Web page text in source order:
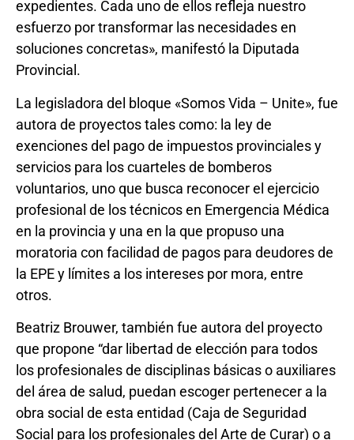
expedientes. Cada uno de ellos refleja nuestro
esfuerzo por transformar las necesidades en
soluciones concretas», manifestó la Diputada
Provincial.
La legisladora del bloque «Somos Vida – Unite», fue
autora de proyectos tales como: la ley de
exenciones del pago de impuestos provinciales y
servicios para los cuarteles de bomberos
voluntarios, uno que busca reconocer el ejercicio
profesional de los técnicos en Emergencia Médica
en la provincia y una en la que propuso una
moratoria con facilidad de pagos para deudores de
la EPE y límites a los intereses por mora, entre
otros.
Beatriz Brouwer, también fue autora del proyecto
que propone “dar libertad de elección para todos
los profesionales de disciplinas básicas o auxiliares
del área de salud, puedan escoger pertenecer a la
obra social de esta entidad (Caja de Seguridad
Social para los profesionales del Arte de Curar) o a